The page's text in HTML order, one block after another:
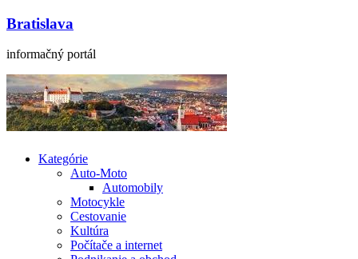
Bratislava
informačný portál
Kategórie
Auto-Moto
Automobily
Motocykle
Cestovanie
Kultúra
Počítače a internet